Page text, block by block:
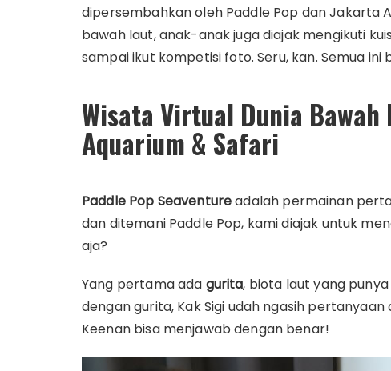
dipersembahkan oleh Paddle Pop dan Jakarta
bawah laut, anak-anak juga diajak mengikuti
sampai ikut kompetisi foto. Seru, kan. Semua ini
Wisata Virtual Dunia
Aquarium & Safari
Paddle Pop Seaventureadalah permainan
dan ditemani Paddle Pop, kami diajak untuk
aja?
Yang pertama ada gurita, biota laut yang
dengan gurita, Kak Sigi udah ngasih
Keenan bisa menjawab dengan benar!